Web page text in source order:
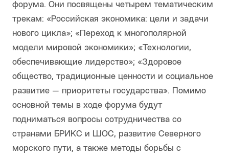
форума. Они посвящены четырем тематическим
трекам: «Российская экономика: цели и задачи
нового цикла»; «Переход к многополярной
модели мировой экономики»; «Технологии,
обеспечивающие лидерство»; «Здоровое
общество, традиционные ценности и социальное
развитие — приоритеты государства». Помимо
основной темы в ходе форума будут
подниматься вопросы сотрудничества со
странами БРИКС и ШОС, развитие Северного
морского пути, а также методы борьбы с